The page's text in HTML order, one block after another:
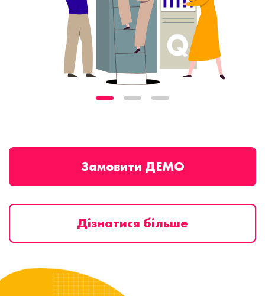
Замовити ДЕМО
Дізнатися більше